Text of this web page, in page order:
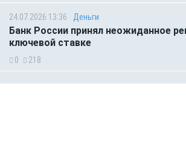
24.07.2026 13:36 Деньги
Банк России принял неожиданное
ключевой ставке
0 218